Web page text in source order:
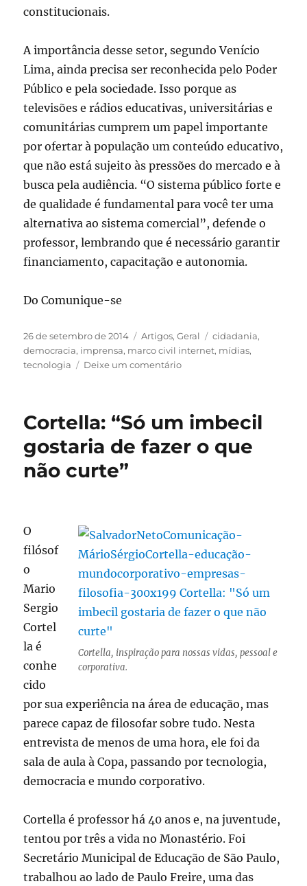
constitucionais.
A importância desse setor, segundo Venício
Lima, ainda precisa ser reconhecida pelo Poder
Público e pela sociedade. Isso porque as
televisões e rádios educativas, universitárias e
comunitárias cumprem um papel importante
por ofertar à população um conteúdo educativo,
que não está sujeito às pressões do mercado e à
busca pela audiência. “O sistema público forte e
de qualidade é fundamental para você ter uma
alternativa ao sistema comercial”, defende o
professor, lembrando que é necessário garantir
financiamento, capacitação e autonomia.
Do Comunique-se
Publicado
em
26 de setembro de 2014 Categorias
Artigos,Geral Tags
cidadania,
democracia, imprensa, marco civil internet, mídias,
tecnologia
Deixe um comentárioem
Unir
democracia
da
imprensa
Cortella: “Só um imbecil
gostaria de fazer o que
não curte”
Cortella, inspiração para nossas vidas, pessoal e
corporativa.
O
filósof
o
Mario
Sergio
Cortel
la é
conhe
cido
por sua experiência na área de educação, mas
parece capaz de filosofar sobre tudo. Nesta
entrevista de menos de uma hora, ele foi da
sala de aula à Copa, passando por tecnologia,
democracia e mundo corporativo.
Cortella é professor há 40 anos e, na juventude,
tentou por três a vida no Monastério. Foi
Secretário Municipal de Educação de São Paulo,
trabalhou ao lado de Paulo Freire, uma das